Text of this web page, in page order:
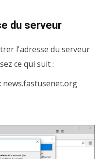
du serveur
l'adresse du serveur
ce qui suit :
news.fastusenet.org